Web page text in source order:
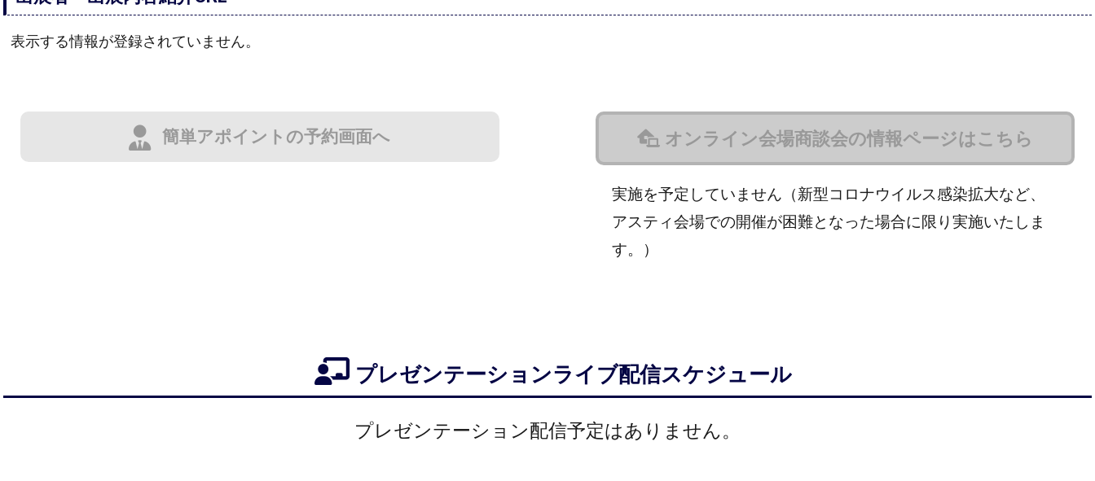
表示する情報が登録されていません。
簡単アポイントの予約画面へ オンライン会場商談会の情報ページはこちら
実施を予定していません（新型コロナウイルス感染拡大など、
アスティ会場での開催が困難となった場合に限り実施いたしま
す。）
プレゼンテーションライブ配信スケジュール
プレゼンテーション配信予定はありません。